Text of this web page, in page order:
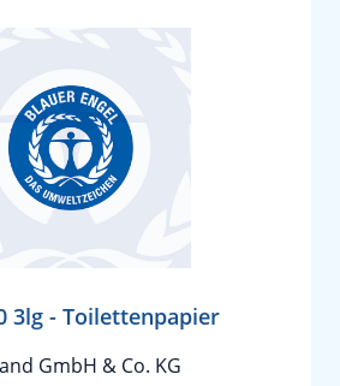
3lg - Toilettenpapier
GmbH & Co. KG